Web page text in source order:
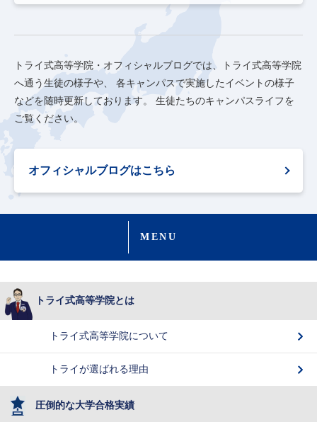
トライ式高等学院・オフィシャルブログでは、トライ式高等学院
へ通う生徒の様子や、
各キャンパスで実施したイベントの様子
などを随時更新しております。
生徒たちのキャンパスライフを
ご覧ください。
オフィシャルブログはこちら
MENU
トライ式高等学院とは
トライ式高等学院について
トライが選ばれる理由
圧倒的な大学合格実績